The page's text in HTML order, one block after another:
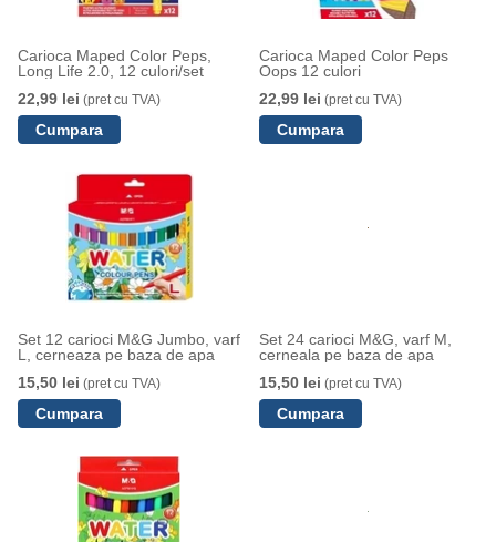
Carioca Maped Color Peps,
Long Life 2.0, 12 culori/set
22,99 lei (pret cu TVA)
Carioca Maped Color Peps
Oops 12 culori
22,99 lei (pret cu TVA)
Set 12 carioci M&G Jumbo, varf
L, cerneaza pe baza de apa
15,50 lei (pret cu TVA)
Set 24 carioci M&G, varf M,
cerneala pe baza de apa
15,50 lei (pret cu TVA)